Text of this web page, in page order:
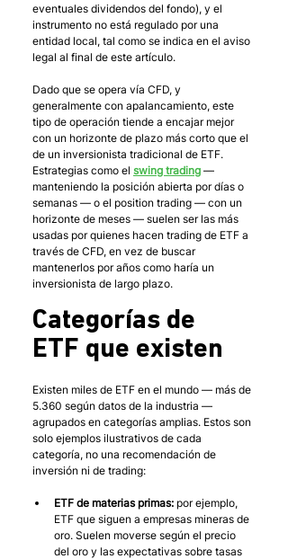
eventuales dividendos del fondo), y el
instrumento no está regulado por una
entidad local, tal como se indica en el aviso
legal al final de este artículo.
Dado que se opera vía CFD, y
generalmente con apalancamiento, este
tipo de operación tiende a encajar mejor
con un horizonte de plazo más corto que el
de un inversionista tradicional de ETF.
Estrategias como el swing trading —
manteniendo la posición abierta por días o
semanas — o el position trading — con un
horizonte de meses — suelen ser las más
usadas por quienes hacen trading de ETF a
través de CFD, en vez de buscar
mantenerlos por años como haría un
inversionista de largo plazo.
Categorías de
ETF que existen
Existen miles de ETF en el mundo — más de
5.360 según datos de la industria —
agrupados en categorías amplias. Estos son
solo ejemplos ilustrativos de cada
categoría, no una recomendación de
inversión ni de trading:
ETF de materias primas: por ejemplo,
ETF que siguen a empresas mineras de
oro. Suelen moverse según el precio
del oro y las expectativas sobre tasas